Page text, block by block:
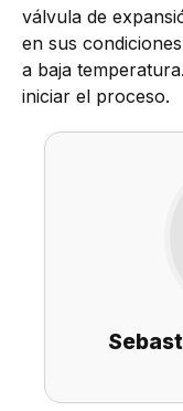
válvula de
en sus
a baja
iniciar el proceso.